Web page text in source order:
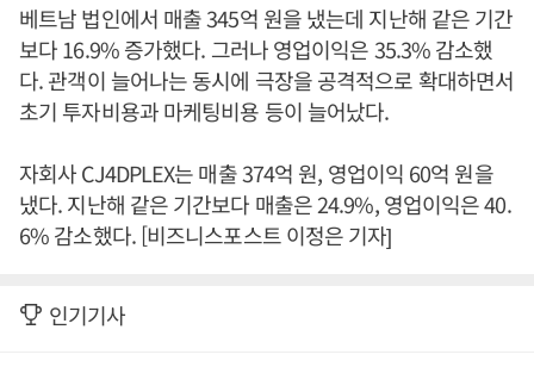
베트남 법인에서 매출 345억 원을 냈는데 지난해 같은 기간
보다 16.9% 증가했다. 그러나 영업이익은 35.3% 감소했
다. 관객이 늘어나는 동시에 극장을 공격적으로 확대하면서
초기 투자비용과 마케팅비용 등이 늘어났다.
자회사 CJ4DPLEX는 매출 374억 원, 영업이익 60억 원을
냈다. 지난해 같은 기간보다 매출은 24.9%, 영업이익은 40.
6% 감소했다. [비즈니스포스트 이정은 기자]
인기기사